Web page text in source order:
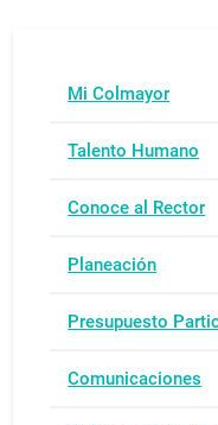
Mi Colmayor
Talento Humano
Conoce al Rector
Planeación
Presupuesto
Comunicaciones